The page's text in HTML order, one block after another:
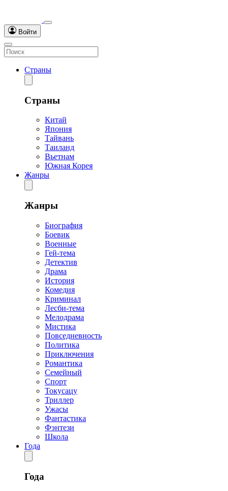
Войти
Страны
Страны
Китай
Япония
Тайвань
Таиланд
Вьетнам
Южная Корея
Жанры
Жанры
Биография
Боевик
Военные
Гей-тема
Детектив
Драма
История
Комедия
Криминал
Лесби-тема
Мелодрама
Мистика
Повседневность
Политика
Приключения
Романтика
Семейный
Спорт
Токусацу
Триллер
Ужасы
Фантастика
Фэнтези
Школа
Года
Года